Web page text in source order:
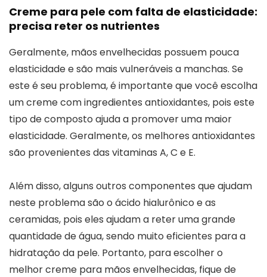
Creme para pele com falta de elasticidade:
precisa reter os nutrientes
Geralmente, mãos envelhecidas possuem pouca
elasticidade e são mais vulneráveis a manchas. Se
este é seu problema, é importante que você escolha
um creme com ingredientes antioxidantes, pois este
tipo de composto ajuda a promover uma maior
elasticidade. Geralmente, os melhores antioxidantes
são provenientes das vitaminas A, C e E.
Além disso, alguns outros componentes que ajudam
neste problema são o ácido hialurônico e as
ceramidas, pois eles ajudam a reter uma grande
quantidade de água, sendo muito eficientes para a
hidratação da pele. Portanto, para escolher o
melhor creme para mãos envelhecidas, fique de